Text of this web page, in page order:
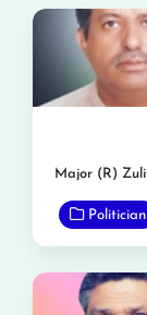
Politician